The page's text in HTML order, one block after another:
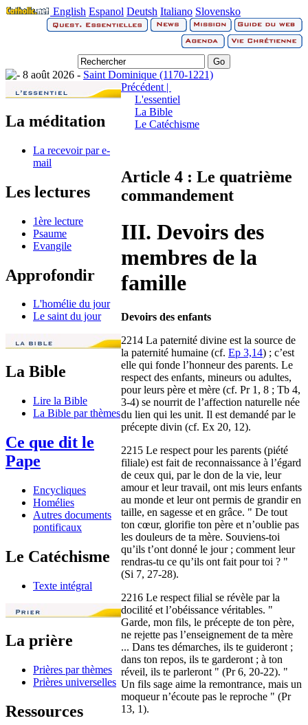
English Espanol Deutsh Italiano Slovensko
8 août 2026 - Saint Dominique (1170-1221)
La méditation
La recevoir par e-
mail
Les lectures
1ère lecture
Psaume
Evangile
Approfondir
L'homélie du jour
Le saint du jour
La Bible
Lire la Bible
La Bible par thèmes
Ce que dit le
Pape
Encycliques
Homélies
Autres documents
pontificaux
Le Catéchisme
Texte intégral
La prière
Prières par thèmes
Prières universelles
Ressources
Précédent |
L'essentiel
La Bible
Le Catéchisme
Article 4 : Le quatrième
commandement
III. Devoirs des
membres de la
famille
Devoirs des enfants
2214 La paternité divine est la source de
la paternité humaine (cf. Ep 3,14) ; c’est
elle qui fonde l’honneur des parents. Le
respect des enfants, mineurs ou adultes,
pour leurs père et mère (cf. Pr 1, 8 ; Tb 4,
3-4) se nourrit de l’affection naturelle née
du lien qui les unit. Il est demandé par le
précepte divin (cf. Ex 20, 12).
2215 Le respect pour les parents (piété
filiale) est fait de reconnaissance à l’égard
de ceux qui, par le don de la vie, leur
amour et leur travail, ont mis leurs enfants
au monde et leur ont permis de grandir en
taille, en sagesse et en grâce. " De tout
ton cœur, glorifie ton père et n’oublie pas
les douleurs de ta mère. Souviens-toi
qu’ils t’ont donné le jour ; comment leur
rendras-tu ce qu’ils ont fait pour toi ? "
(Si 7, 27-28).
2216 Le respect filial se révèle par la
docilité et l’obéissance véritables. "
Garde, mon fils, le précepte de ton père,
ne rejette pas l’enseignement de ta mère
... Dans tes démarches, ils te guideront ;
dans ton repos, ils te garderont ; à ton
réveil, ils te parleront " (Pr 6, 20-22). "
Un fils sage aime la remontrance, mais un
moqueur n’écoute pas le reproche " (Pr
13, 1).